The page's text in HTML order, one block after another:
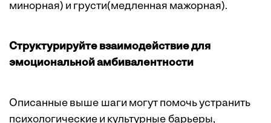
минорная) и грусти(медленная мажорная).
Структурируйте взаимодействие для
эмоциональной амбивалентности
Описанные выше шаги могут помочь устранить
психологические и культурные барьеры,